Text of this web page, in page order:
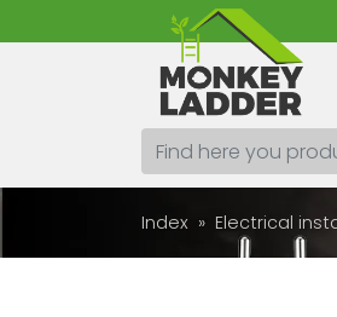
Index Electrical